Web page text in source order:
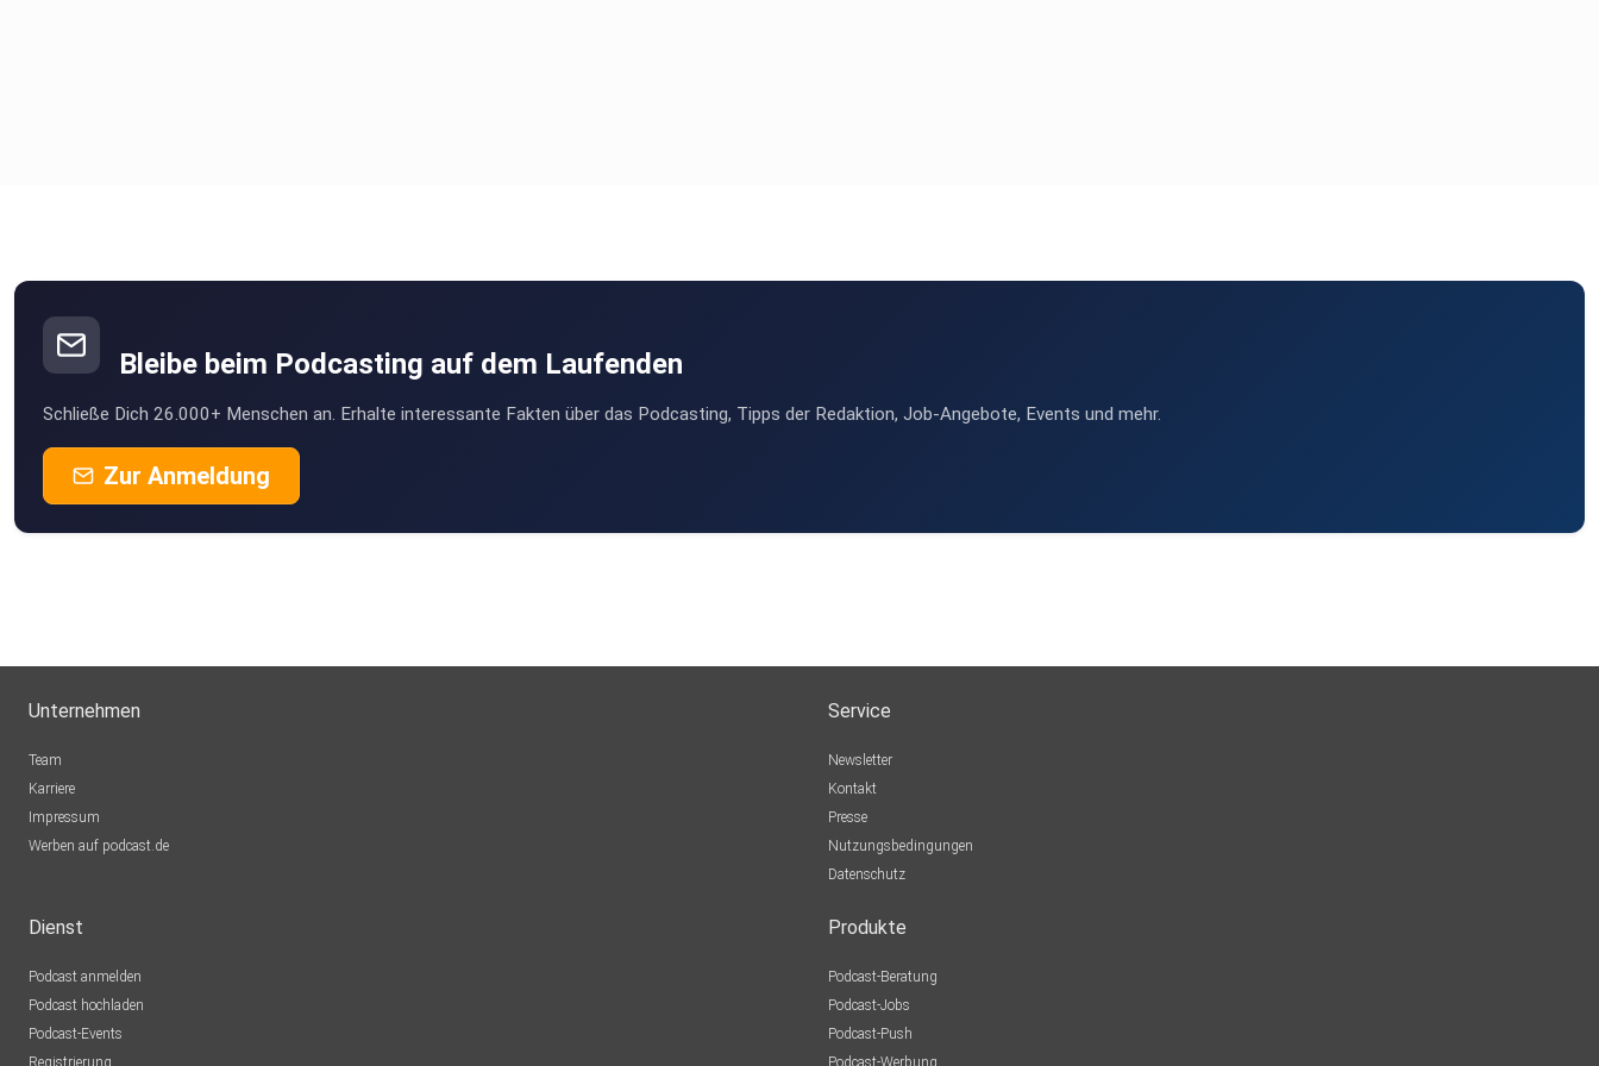
Bleibe beim Podcasting auf dem Laufenden
Schließe Dich 26.000+ Menschen an. Erhalte interessante Fakten über das Podcasting, Tipps der Redaktion, Job-Angebote, Events und mehr.
Zur Anmeldung
Unternehmen
Team
Karriere
Impressum
Werben auf podcast.de
Service
Newsletter
Kontakt
Presse
Nutzungsbedingungen
Datenschutz
Dienst
Podcast anmelden
Podcast hochladen
Podcast-Events
Registrierung
Produkte
Podcast-Beratung
Podcast-Jobs
Podcast-Push
Podcast-Werbung